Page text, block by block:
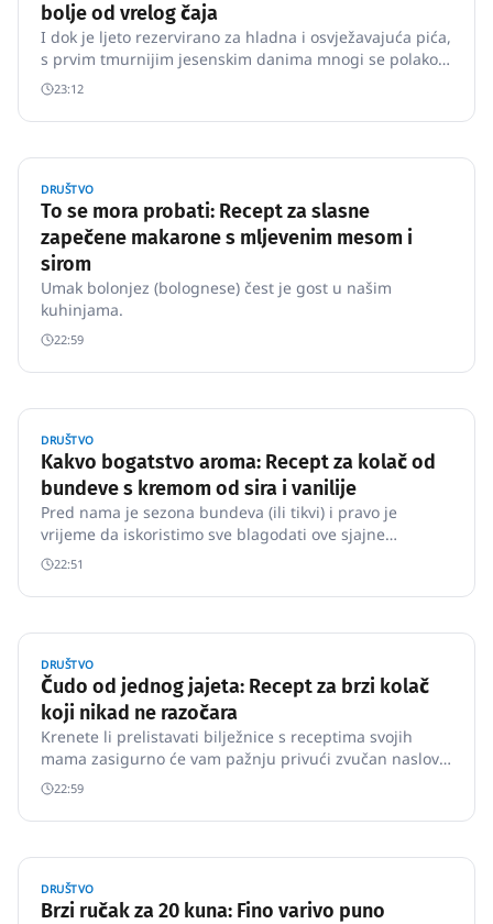
bolje od vrelog čaja
I dok je ljeto rezervirano za hladna i osvježavajuća pića,
s prvim tmurnijim jesenskim danima mnogi se polako
vraćaju toplijim pićima.
23:12
DRUŠTVO
To se mora probati: Recept za slasne
zapečene makarone s mljevenim mesom i
sirom
Umak bolonjez (bolognese) čest je gost u našim
kuhinjama.
22:59
DRUŠTVO
Kakvo bogatstvo aroma: Recept za kolač od
bundeve s kremom od sira i vanilije
Pred nama je sezona bundeva (ili tikvi) i pravo je
vrijeme da iskoristimo sve blagodati ove sjajne
namirnice.
22:51
DRUŠTVO
Čudo od jednog jajeta: Recept za brzi kolač
koji nikad ne razočara
Krenete li prelistavati bilježnice s receptima svojih
mama zasigurno će vam pažnju privući zvučan naslov –
“Čudo od jednog jajeta”.
22:59
DRUŠTVO
Brzi ručak za 20 kuna: Fino varivo puno